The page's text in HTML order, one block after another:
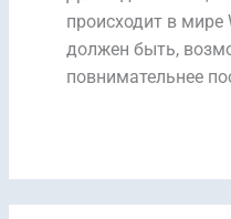
происходит в мире
должен быть,
повнимательнее